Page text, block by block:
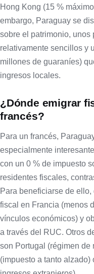
Hong Kong (15 %
embargo, Paraguay se
sobre el patrimonio, unos
relativamente sencillos y
millones de guaraníes)
ingresos locales.
¿Dónde emigrar
francés?
Para un francés,
especialmente
con un 0 % de impuesto
residentes fiscales,
Para beneficiarse de
fiscal en Francia (menos
vínculos económicos) y
a través del RUC. Otros
son Portugal (régimen de
(impuesto a tanto